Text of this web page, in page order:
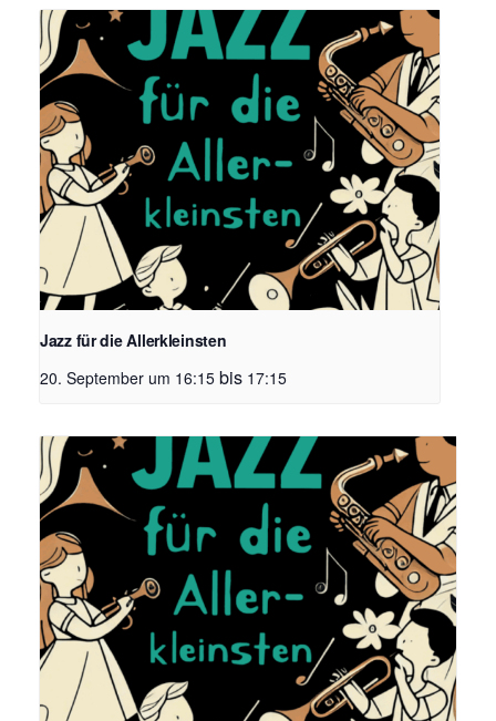
Jazz für die Allerkleinsten
20. September um 16:15 bis 17:15